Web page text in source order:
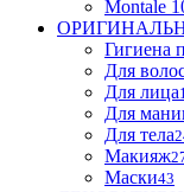
Montale
Гигиена
Для
Для лица
Для
Для тела
Макияж
Маски43